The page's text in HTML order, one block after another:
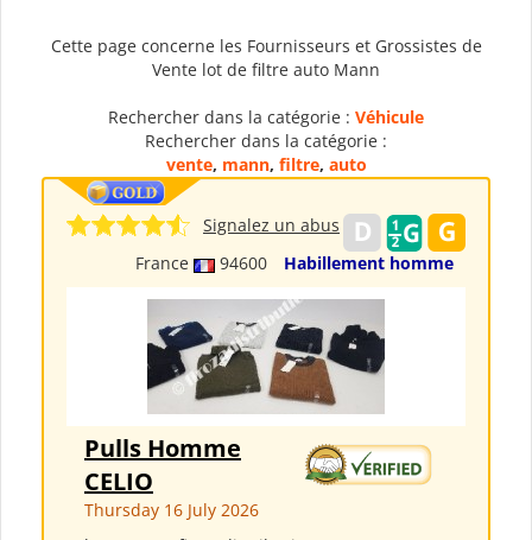
Cette page concerne les Fournisseurs et Grossistes de
Vente lot de filtre auto Mann
Rechercher dans la catégorie : Véhicule
Rechercher dans la catégorie :
vente, mann, filtre, auto
France 94600 Habillement homme
Signalez un abus
Pulls Homme
CELIO
Thursday 16 July 2026